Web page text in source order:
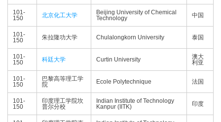
101-
150
北京化工大学
Beijing University of Chemical
Technology
中国
101-
150
朱拉隆功大学 Chulalongkorn University 泰国
101-
150
科廷大学 Curtin University
澳大
利亚
101-
150
巴黎高等理工学
院
Ecole Polytechnique 法国
101-
150
印度理工学院坎
普尔分校
Indian Institute of Technology
Kanpur (IITK)
印度